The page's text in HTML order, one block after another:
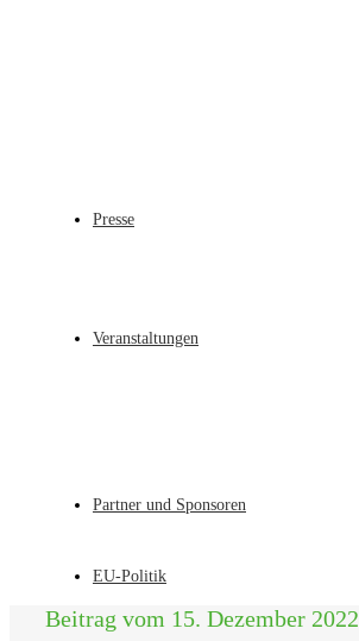
Presse
Veranstaltungen
Partner und Sponsoren
EU-Politik
Beitrag vom 15. Dezember 2022